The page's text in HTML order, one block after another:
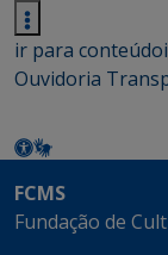
ir para conteúdo
Ouvidoria
FCMS
Fundação de